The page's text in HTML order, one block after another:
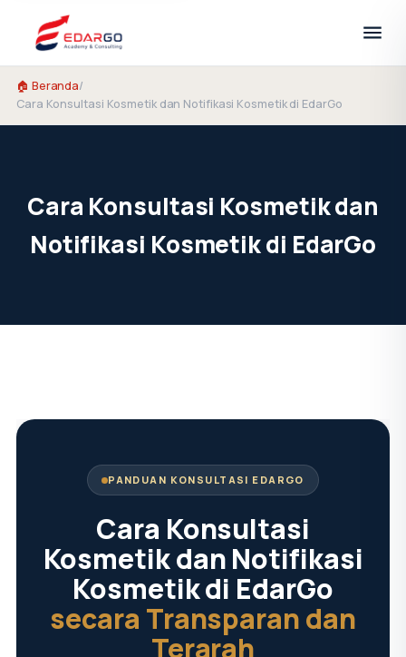
🏠 Beranda/
Cara Konsultasi Kosmetik dan Notifikasi Kosmetik di EdarGo
Cara Konsultasi Kosmetik dan
Notifikasi Kosmetik di EdarGo
PANDUAN KONSULTASI EDARGO
Cara Konsultasi
Kosmetik dan Notifikasi
Kosmetik di EdarGo
secara Transparan dan
Terarah